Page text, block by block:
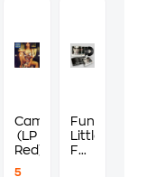
Camila
(LP
Red)
5
Funny
Little
Fears